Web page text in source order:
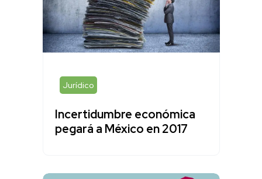
Jurídico
Incertidumbre económica
pegará a México en 2017